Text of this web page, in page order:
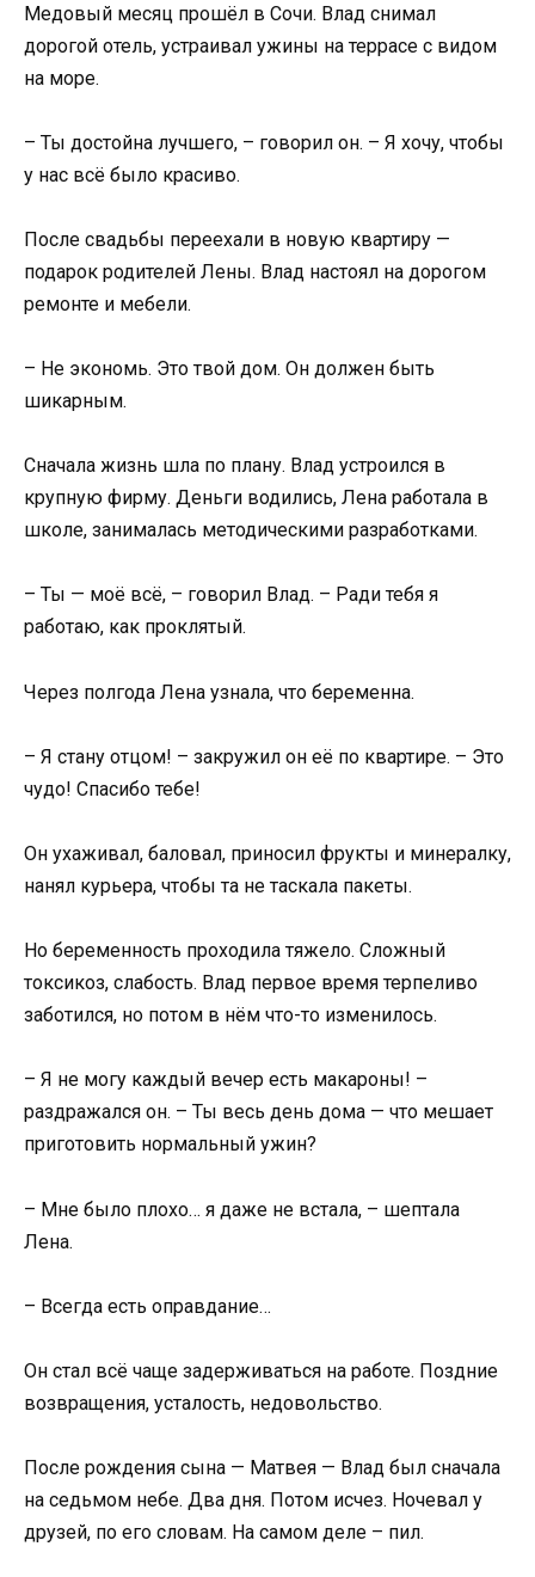
Медовый месяц прошёл в Сочи. Влад снимал
дорогой отель, устраивал ужины на террасе с видом
на море.
– Ты достойна лучшего, – говорил он. – Я хочу, чтобы
у нас всё было красиво.
После свадьбы переехали в новую квартиру —
подарок родителей Лены. Влад настоял на дорогом
ремонте и мебели.
– Не экономь. Это твой дом. Он должен быть
шикарным.
Сначала жизнь шла по плану. Влад устроился в
крупную фирму. Деньги водились, Лена работала в
школе, занималась методическими разработками.
– Ты — моё всё, – говорил Влад. – Ради тебя я
работаю, как проклятый.
Через полгода Лена узнала, что беременна.
– Я стану отцом! – закружил он её по квартире. – Это
чудо! Спасибо тебе!
Он ухаживал, баловал, приносил фрукты и минералку,
нанял курьера, чтобы та не таскала пакеты.
Но беременность проходила тяжело. Сложный
токсикоз, слабость. Влад первое время терпеливо
заботился, но потом в нём что-то изменилось.
– Я не могу каждый вечер есть макароны! –
раздражался он. – Ты весь день дома — что мешает
приготовить нормальный ужин?
– Мне было плохо… я даже не встала, – шептала
Лена.
– Всегда есть оправдание…
Он стал всё чаще задерживаться на работе. Поздние
возвращения, усталость, недовольство.
После рождения сына — Матвея — Влад был сначала
на седьмом небе. Два дня. Потом исчез. Ночевал у
друзей, по его словам. На самом деле – пил.